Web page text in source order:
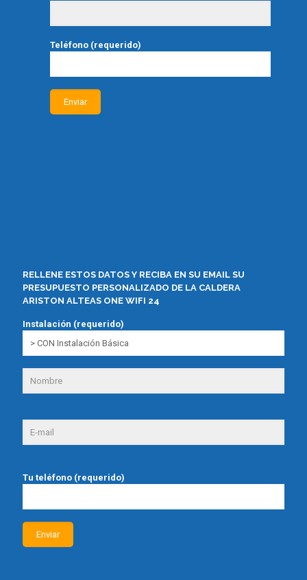
Teléfono (requerido)
RELLENE ESTOS DATOS Y RECIBA EN SU EMAIL SU
PRESUPUESTO PERSONALIZADO DE LA CALDERA
ARISTON ALTEAS ONE WIFI 24
Instalación (requerido)
Tu teléfono (requerido)